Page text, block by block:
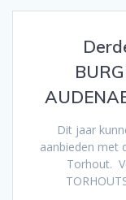
Dit jaar
aanbieden met
Torhout.